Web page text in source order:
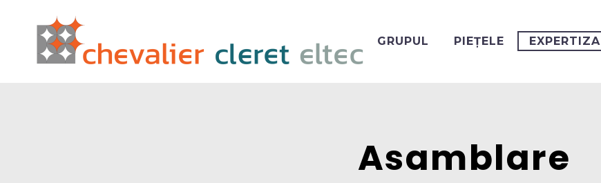
GRUPUL PIEȚELE EXPERTIZA
Asamblare